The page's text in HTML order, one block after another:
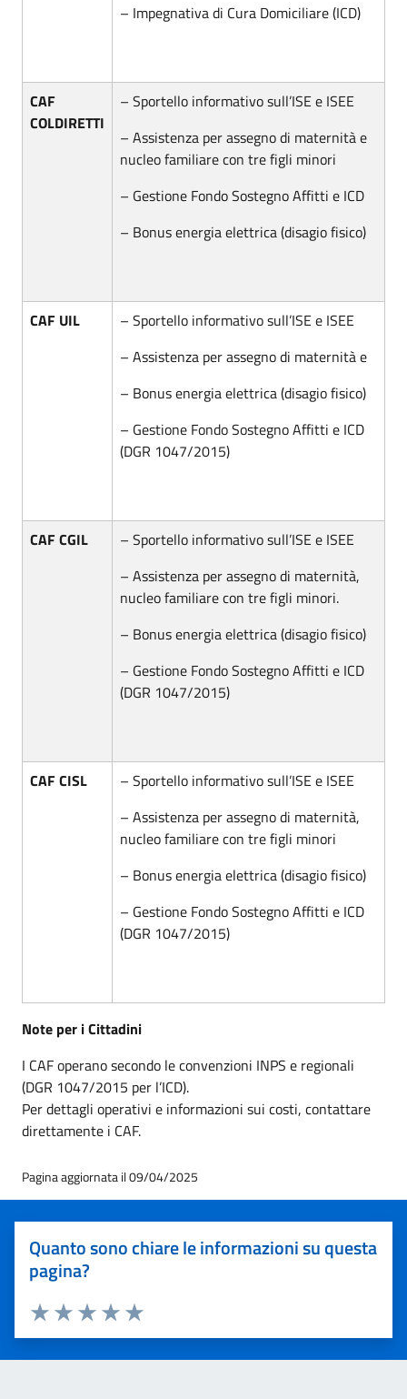
– Impegnativa di Cura Domiciliare (ICD)
CAF
COLDIRETTI
– Sportello informativo sull’ISE e ISEE
– Assistenza per assegno di maternità e
nucleo familiare con tre figli minori
– Gestione Fondo Sostegno Affitti e ICD
– Bonus energia elettrica (disagio fisico)
CAF UIL
– Sportello informativo sull’ISE e ISEE
– Assistenza per assegno di maternità e
– Bonus energia elettrica (disagio fisico)
– Gestione Fondo Sostegno Affitti e ICD
(DGR 1047/2015)
CAF CGIL
– Sportello informativo sull’ISE e ISEE
– Assistenza per assegno di maternità,
nucleo familiare con tre figli minori.
– Bonus energia elettrica (disagio fisico)
– Gestione Fondo Sostegno Affitti e ICD
(DGR 1047/2015)
CAF CISL
– Sportello informativo sull’ISE e ISEE
– Assistenza per assegno di maternità,
nucleo familiare con tre figli minori
– Bonus energia elettrica (disagio fisico)
– Gestione Fondo Sostegno Affitti e ICD
(DGR 1047/2015)
Note per i Cittadini
I CAF operano secondo le convenzioni INPS e regionali
(DGR 1047/2015 per l’ICD).
Per dettagli operativi e informazioni sui costi, contattare
direttamente i CAF.
Pagina aggiornata il 09/04/2025
Quanto sono chiare le informazioni su questa
pagina?
Valuta 5 stelle su 5
Valuta 4 stelle su 5
Valuta 3 stelle su 5
Valuta 2 stelle su 5
Valuta 1 stelle su 5